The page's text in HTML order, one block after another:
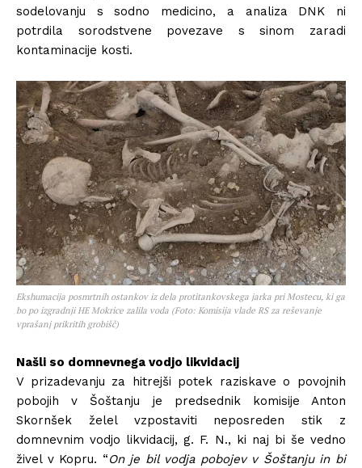
sodelovanju s sodno medicino, a analiza DNK ni
potrdila sorodstvene povezave s sinom zaradi
kontaminacije kosti.
Ekshumacija posmrtnih ostankov iz dela protitankovskega jarka pri Mostecu, ki ga
bo po izgradnji HE Mokrice zalila voda (Foto: Komisija vlade RS za reševanje
vprašanj prikritih grobišč)
Našli so domnevnega vodjo likvidacij
V prizadevanju za hitrejši potek raziskave o povojnih
pobojih v Šoštanju je predsednik komisije Anton
Skornšek želel vzpostaviti neposreden stik z
domnevnim vodjo likvidacij, g. F. N., ki naj bi še vedno
živel v Kopru. “On je bil vodja pobojev v Šoštanju in bi